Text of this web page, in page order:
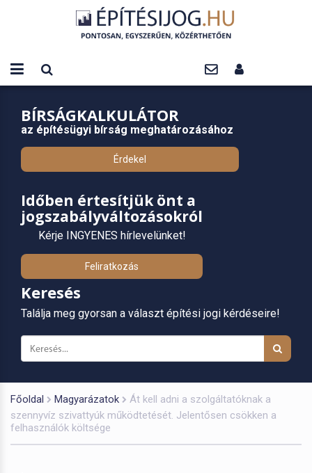
BÍRSÁGKALKULÁTOR
az építésügyi bírság meghatározásához
Érdekel
Időben értesítjük önt a
jogszabályváltozásokról
Kérje INGYENES hírlevelünket!
Feliratkozás
Keresés
Találja meg gyorsan a választ építési jogi kérdéseire!
Főoldal Magyarázatok
Át kell adni a szolgáltatóknak a
szennyvíz szivattyúk működtetését. Jelentősen csökken a
felhasználók költsége